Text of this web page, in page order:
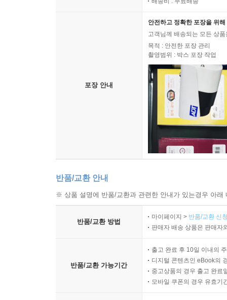
포장 안내
안전하고 정확한 포장을 위
고객님께 배송되는 모든 상
목적 : 안전한 포장 관리
촬영범위 : 박스 포장 작업
반품/교환 안내
※ 상품 설명에 반품/교환과 관련한 안내가 있는경우 아
반품/교환 방법
마이페이지 > 반품/교환 신
판매자 배송 상품은 판매자
반품/교환 가능기간
출고 완료 후 10일 이내의
디지털 콘텐츠인 eBook의
중고상품의 경우 출고 완료
모바일 쿠폰의 경우 유효기